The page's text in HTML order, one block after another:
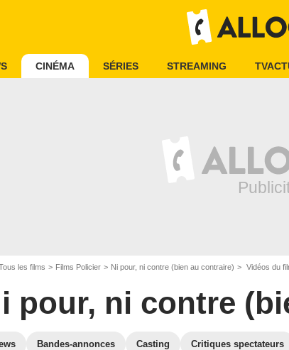
CINÉMA SÉRIES STREAMING
les films Films Policier Ni pour, ni contre (bien au contraire) Vidéos du
pour, ni contre
Bandes-annonces Casting Critiques spectateurs